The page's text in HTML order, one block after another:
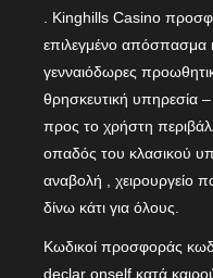
. Kinghills Casino
επιλεγμένο απόσπασμα
γενναιόδωρες
θρησκευτική υπηρεσία –
προς το χρήστη
οπαδός του κλασικού
αναβολή , χειρουργείο
δίνω κάτι για όλους.
Κωδικοί προσφοράς
declar onself κατά